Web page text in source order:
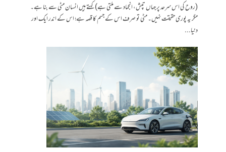
(روح کی اس سرحد پر جہاں تپش، انجماد سے ملتی ہے) کہتے ہیں انسان مٹی سے بنا ہے۔
مگر یہ پوری حقیقت نہیں۔ مٹی تو صرف اس کے جسم کا قصہ ہے؛ اس کے اندر ایک اور
دنیا...